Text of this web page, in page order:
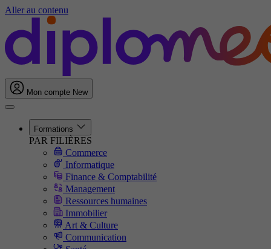
Aller au contenu
Mon compte New
Formations
PAR FILIÈRES
Commerce
Informatique
Finance & Comptabilité
Management
Ressources humaines
Immobilier
Art & Culture
Communication